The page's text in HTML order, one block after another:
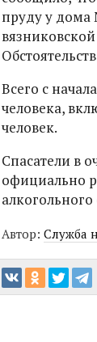
пруду у дома
Всего с
человека,
человек.
Спасатели в
официально
Автор: Служба